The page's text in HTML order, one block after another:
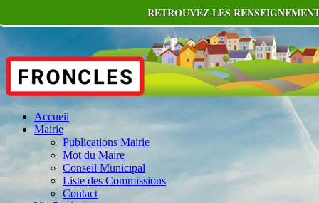
Accueil
Mairie
Publications Mairie
Mot du Maire
Conseil Municipal
Liste des Commissions
Contact
RETROUVEZ LES